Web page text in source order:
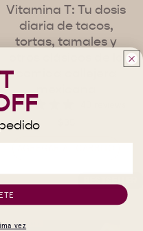
Vitamina T: Tu dosis
diaria de tacos,
tortas, tamales y
vez